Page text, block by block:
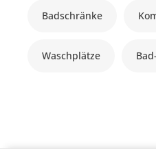
Badschränke
Waschplätze